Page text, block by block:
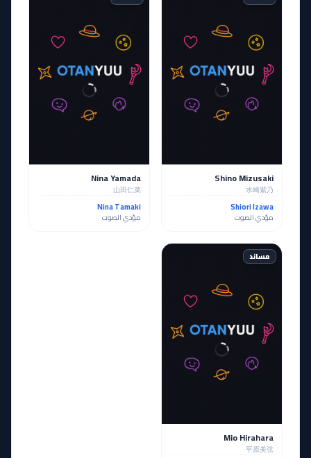
Shino Mizusaki
水崎紫乃
Shiori Izawa
مؤدي الصوت
Nina Yamada
山田仁菜
Nina Tamaki
مؤدي الصوت
مساند
Mio Hirahara
平原美弦